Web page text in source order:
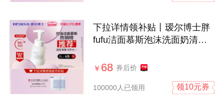
下拉详情领补贴丨瑷尔博士胖
fufu洁面慕斯泡沫洗面奶清洁
￥ 68 券后价
100000人已领用 领10元券